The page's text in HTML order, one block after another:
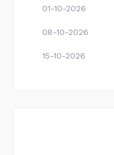
01-10-2026
08-10-2026
15-10-2026